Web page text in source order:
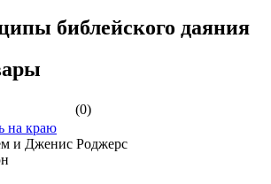
библейского даяния
(0)
на краю
и Дженис Роджерс